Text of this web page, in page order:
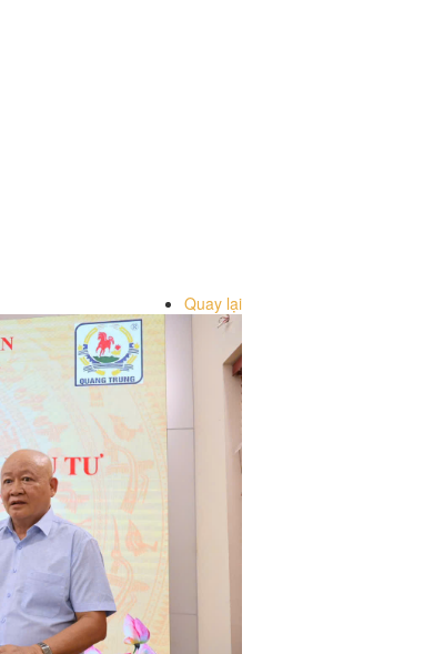
Quay lại